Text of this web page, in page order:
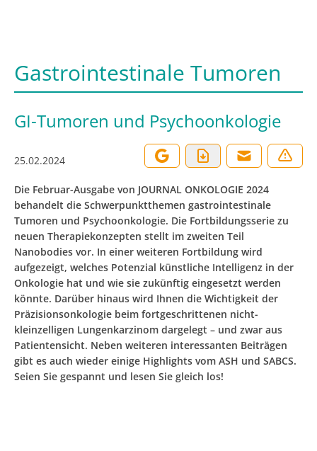
Gastrointestinale Tumoren
GI-Tumoren und Psychoonkologie
25.02.2024
Die Februar-Ausgabe von JOURNAL ONKOLOGIE 2024
behandelt die Schwerpunktthemen gastrointestinale
Tumoren und Psychoonkologie. Die Fortbildungsserie zu
neuen Therapiekonzepten stellt im zweiten Teil
Nanobodies vor. In einer weiteren Fortbildung wird
aufgezeigt, welches Potenzial künstliche Intelligenz in der
Onkologie hat und wie sie zukünftig eingesetzt werden
könnte. Darüber hinaus wird Ihnen die Wichtigkeit der
Präzisionsonkologie beim fortgeschrittenen nicht-
kleinzelligen Lungenkarzinom dargelegt – und zwar aus
Patientensicht. Neben weiteren interessanten Beiträgen
gibt es auch wieder einige Highlights vom ASH und SABCS.
Seien Sie gespannt und lesen Sie gleich los!